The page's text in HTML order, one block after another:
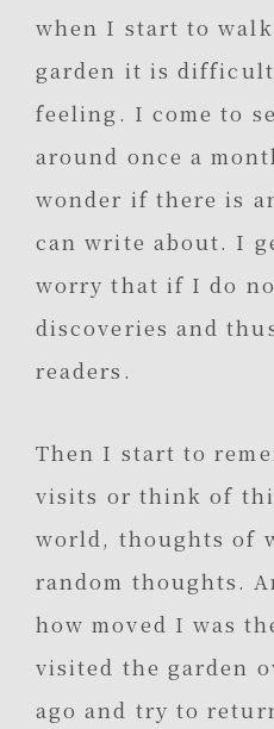
when I start to
garden it is
feeling. I come to
around once a
wonder if there is
can write about. I
worry that if I do
discoveries and
readers.
Then I start to
visits or think of
world, thoughts of
random thoughts.
how moved I was
visited the garden
ago and try to